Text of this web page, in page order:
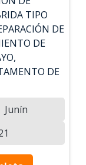
TIPO
DE
DE
DE
Junín